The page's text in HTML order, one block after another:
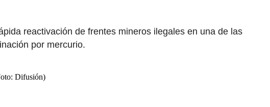
reactivación de frentes mineros ilegales en una de las
por mercurio.
Difusión)